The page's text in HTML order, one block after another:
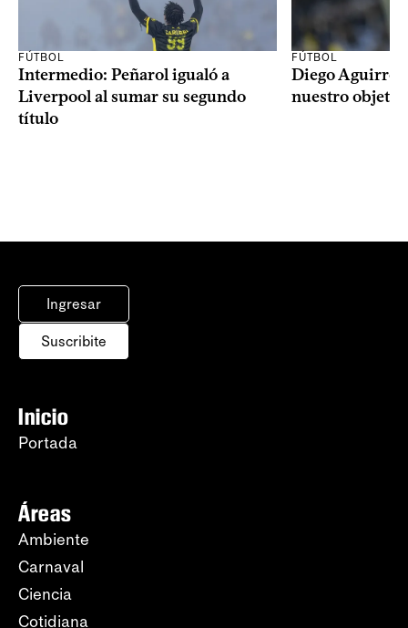
FÚTBOL
Intermedio: Peñarol igualó a
Liverpool al sumar su segundo
título
FÚTBOL
Diego Aguirre:
nuestro
Ingresar
Suscribite
Inicio
Portada
Áreas
Ambiente
Carnaval
Ciencia
Cotidiana